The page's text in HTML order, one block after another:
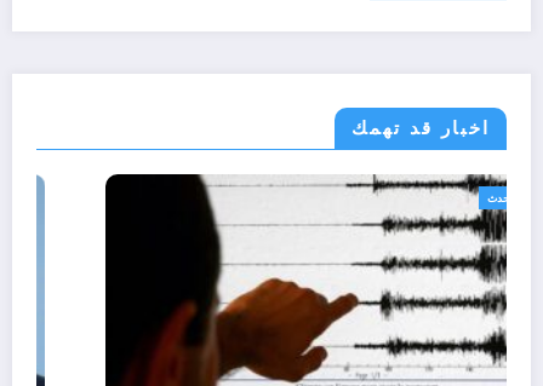
اخبار قد تهمك
الجزائر الحدث